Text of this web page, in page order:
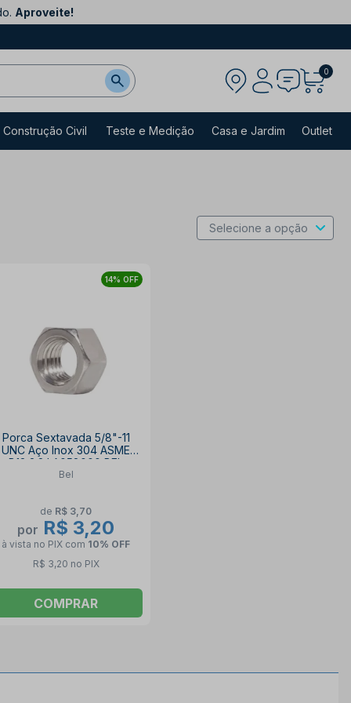
Aproveite!
0
Construção Civil Teste e Medição Casa e Jardim Outlet
14% OFF
Porca Sextavada 5/8"-11
UNC Aço Inox 304 ASME
B18.2.2 LA058000 BEL
Bel
de R$ 3,70
por R$ 3,20
à vista no PIX com 10% OFF
R$ 3,20 no PIX
COMPRAR